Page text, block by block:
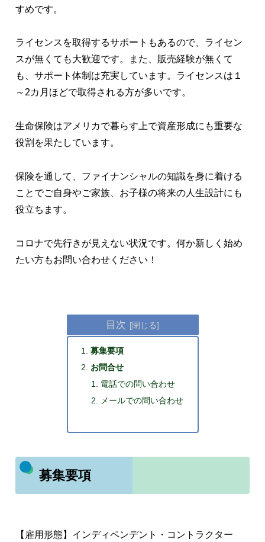
すめです。
ライセンスを取得するサポートもあるので、ライセン
スが無くても大歓迎です。また、販売経験が無くて
も、サポート体制は充実しています。ライセンスは１
～2カ月ほどで取得される方が多いです。
生命保険はアメリカで暮らす上で資産形成にも重要な
役割を果たしています。
保険を通して、ファイナンシャルの知識を身に着ける
ことでご自身やご家族、お子様の将来の人生設計にも
役立ちます。
コロナで先行きが見えない状況です。何か新しく始め
たい方もお問い合わせください！
目次
募集要項
お問合せ
電話での問い合わせ
メールでの問い合わせ
募集要項
【雇用形態】インディペンデント・コントラクター